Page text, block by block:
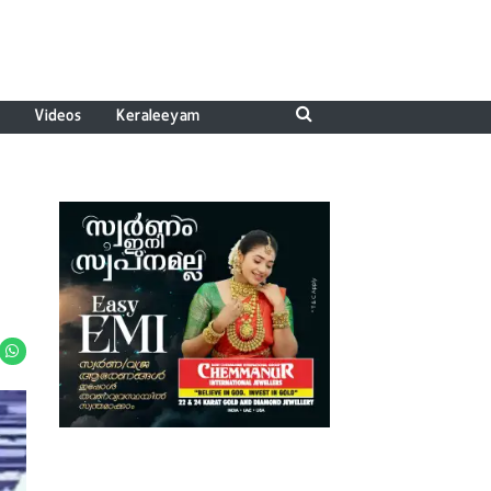
Videos Keraleeyam